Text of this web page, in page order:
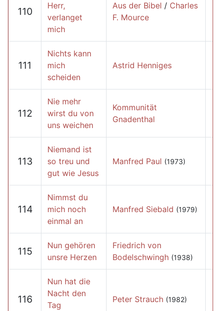
110
Herr,
verlanget
mich
Aus der Bibel / Charles
F. Mource
111
Nichts kann
mich
scheiden
Astrid Henniges
112
Nie mehr
wirst du von
uns weichen
Kommunität
Gnadenthal
113
Niemand ist
so treu und
gut wie Jesus
Manfred Paul (1973)
114
Nimmst du
mich noch
einmal an
Manfred Siebald (1979)
115
Nun gehören
unsre Herzen
Friedrich von
Bodelschwingh (1938)
116
Nun hat die
Nacht den
Tag
Peter Strauch (1982)